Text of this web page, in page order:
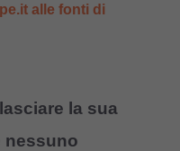
alle fonti di
la sua
nessuno